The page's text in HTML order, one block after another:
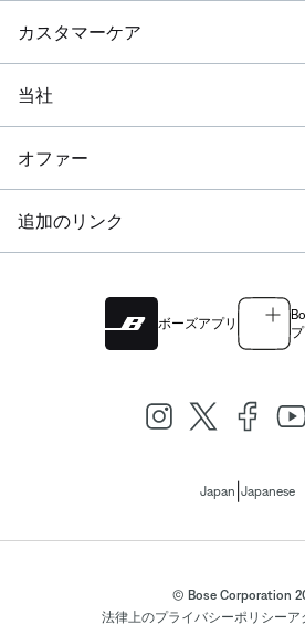
カスタマーケア
当社
オファー
追加のリンク
ボーズアプリ
Japan Japanese
© Bose Corporation
法律上のプライバシーポリシーア